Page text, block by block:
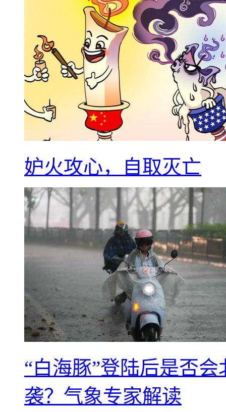
妒火攻心，自取灭亡
“白海豚”登陆后是否
袭？气象专家解读